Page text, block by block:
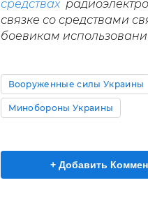
средствах
связке со средствами
боевикам
Вооруженные силы Украины
Минобороны Украины
+ Добавить